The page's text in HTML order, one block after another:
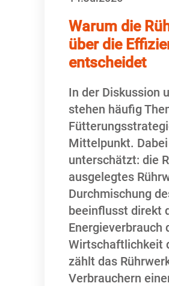
Warum die
über die
entscheidet
In der Diskussion
stehen häufig
Mittelpunkt.
unterschätzt: die
ausgelegtes
Durchmischung
beeinflusst direkt
Energieverbrauch
Wirtschaftlichkeit
zählt das
Verbrauchern